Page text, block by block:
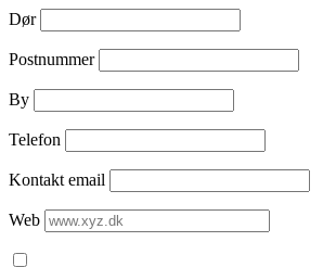
Dør
Postnummer
By
Telefon
Kontakt email
Web